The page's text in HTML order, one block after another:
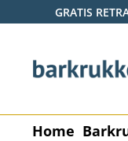
de hoofdinhoud
Ga naar de
Ga naar de
GRATIS
Home